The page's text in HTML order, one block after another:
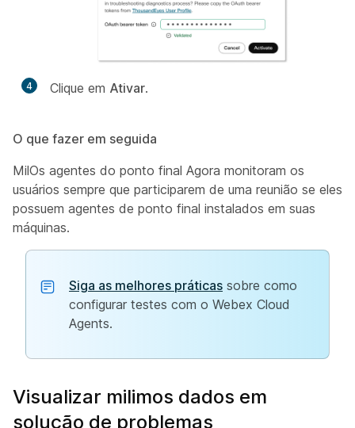
4 Clique em Ativar.
O que fazer em seguida
MilOs agentes do ponto final Agora monitoram os
usuários sempre que participarem de uma reunião se eles
possuem agentes de ponto final instalados em suas
máquinas.
Siga as melhores práticas sobre como
configurar testes com o Webex Cloud
Agents.
Visualizar milimos dados em
solução de problemas